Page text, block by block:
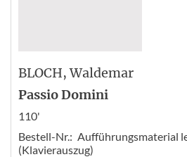
BLOCH, Waldemar
Passio Domini
110'
Bestell-Nr.: Aufführungsmaterial
(Klavierauszug)